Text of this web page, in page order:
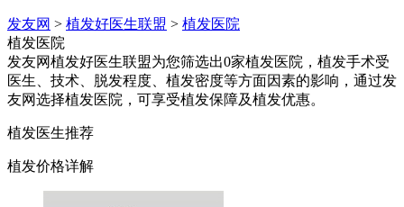
发友网 > 植发好医生联盟 > 植发医院
植发医院
发友网植发好医生联盟为您筛选出0家植发医院，植发手术受
医生、技术、脱发程度、植发密度等方面因素的影响，通过发
友网选择植发医院，可享受植发保障及植发优惠。
植发医生推荐
植发价格详解